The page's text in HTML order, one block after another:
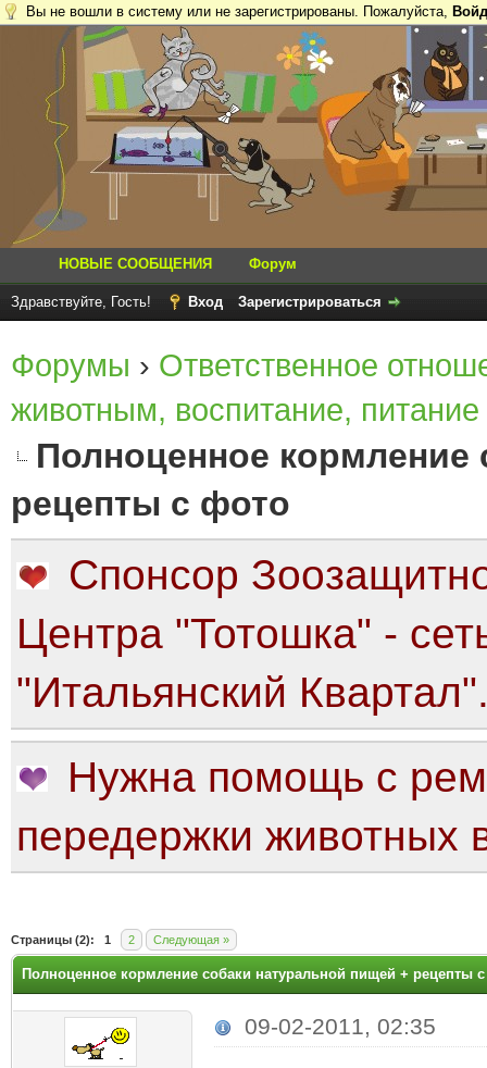
Вы не вошли в систему или не зарегистрированы. Пожалуйста,
НОВЫЕ СООБЩЕНИЯ Форум
Здравствуйте, Гость! Вход Зарегистрироваться
Форумы › Ответственное
животным, воспитание, питание
Полноценное кормление
рецепты с фото
Спонсор
Центра "Тотошка" -
"Итальянский
Нужна помощь с
передержки животных
Страницы (2): 1 2 Следующая »
оценка: 5
Полноценное кормление собаки натуральной пищей + рецепты
09-02-2011, 02:35